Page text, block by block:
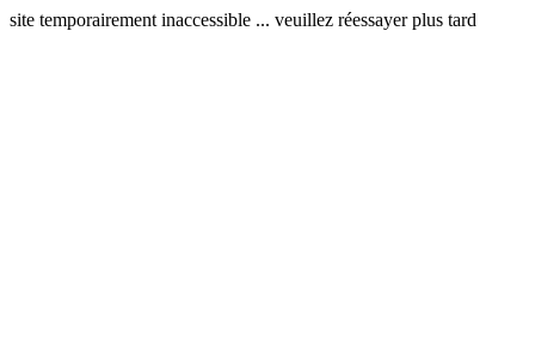
site temporairement inaccessible ... veuillez réessayer plus tard